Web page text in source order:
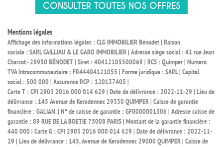
CONSULTER TOUTES NOS OFFRES
Mentions légales
Affichage des informations légales : CLG IMMOBILIER Bénodet | Raison
sociale : SARL CAILLIAU & LE GARO IMMOBILIER | Adresse siège social : 41 rue Jean
Charcot - 29950 BÉNODET | Siret : 40412105500069 | RCS : Quimper | Numero
TVA Intracommunautaire : FR44404121055 | Forme juridique : SARL | Capital
social : 500 000 | Assurance RCP : 120137405 |
Carte T : CPI 2903 2016 000 014 629 | Date de délivrance : 2022-11-29 | Lieu de
délivrance : 145 Avenue de Keradennec 29330 QUIMPER | Caisse de garantie
financière : GALIAN. | N° de caisse de garantie : GF0000001306 | Adresse caisse de
garantie : 89 RUE DE LA BOETIE 75008 PARIS | Montant de la garantie financière :
440 000 | Carte G : CPI 2903 2016 000 014 629 | Date de délivrance : 2022-11-
29 | Lieu de délivrance : 145, Avenue de Keradennec 29000 QUIMPER | Caisse de